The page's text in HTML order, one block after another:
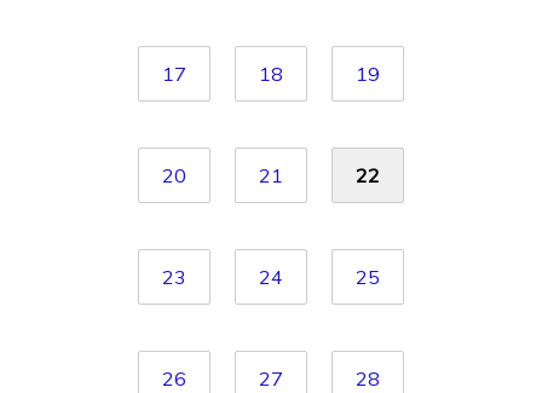
17 18 19
20 21 22
23 24 25
26 27 28